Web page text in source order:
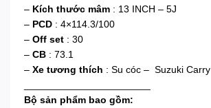
– Kích thước mâm : 13 INCH – 5J
– PCD : 4×114.3/100
– Off set : 30
– CB : 73.1
– Xe tương thích : Su cóc – Suzuki
Bộ sản phẩm bao gồm: